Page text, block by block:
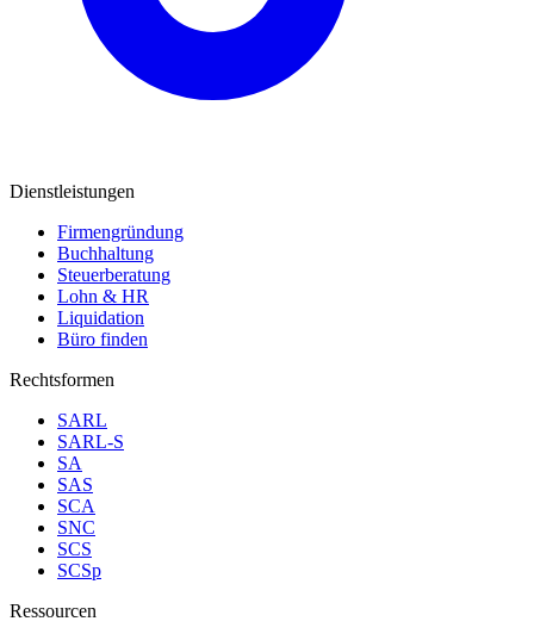
Dienstleistungen
Firmengründung
Buchhaltung
Steuerberatung
Lohn & HR
Liquidation
Büro finden
Rechtsformen
SARL
SARL-S
SA
SAS
SCA
SNC
SCS
SCSp
Ressourcen